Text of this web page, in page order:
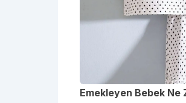
Emekleyen Bebek Ne